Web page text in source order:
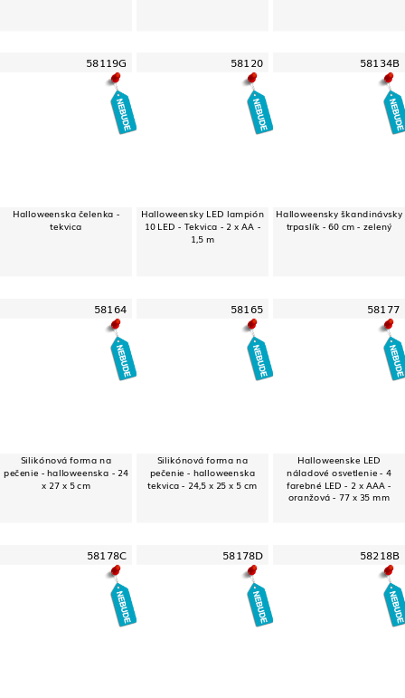
58119G
Halloweenska čelenka -
tekvica
58120
Halloweensky LED lampión
10 LED - Tekvica - 2 x AA -
1,5 m
58134B
Halloweensky škandinávsky
trpaslík - 60 cm - zelený
58164
Silikónová forma na
pečenie - halloweenska - 24
x 27 x 5 cm
58165
Silikónová forma na
pečenie - halloweenska
tekvica - 24,5 x 25 x 5 cm
58177
Halloweenske LED
náladové osvetlenie - 4
farebné LED - 2 x AAA -
oranžová - 77 x 35 mm
58178C 58178D 58218B